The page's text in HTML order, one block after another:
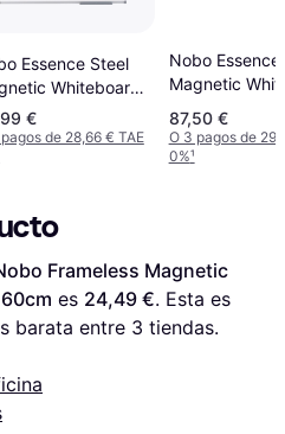
Essence Steel
Whiteboard
€
de 28,66 € TAE
Nobo Essence
Magnetic
90x120cm
87,50 €
O 3 pagos de
0%¹
Frameless Magnetic
es 24,49 €. Esta es
barata entre 3 tiendas.